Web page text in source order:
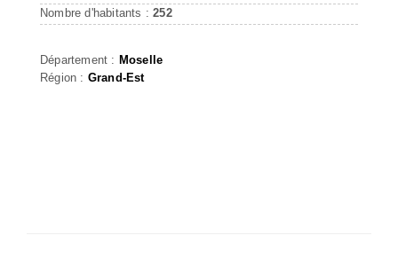
Nombre d'habitants :252
Département : Moselle
Région : Grand-Est